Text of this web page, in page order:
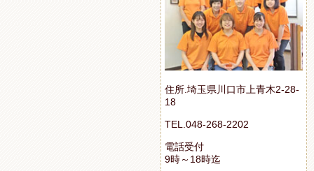
住所.埼玉県川口市上青木2-28-
18
TEL.048-268-2202
電話受付
9時～18時迄